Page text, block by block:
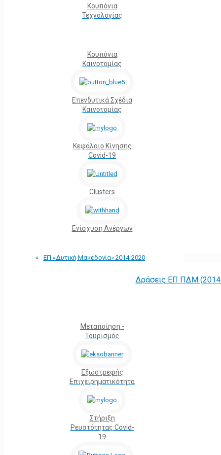
Κουπόνια
Τεχνολογίας
Κουπόνια
Καινοτομίας
Επενδυτικά Σχέδια
Καινοτομίας
Κεφάλαιο Κίνησης
Covid-19
Clusters
Ενίσχυση Ανέργων
ΕΠ «Δυτική Μακεδονία» 2014-2020
Δράσεις ΕΠ ΠΔΜ (2014
Μεταποίηση -
Τουρισμός
Εξωστρεφής
Επιχειρηματικότητα
Στήριξη
Ρευστότητας Covid-
19